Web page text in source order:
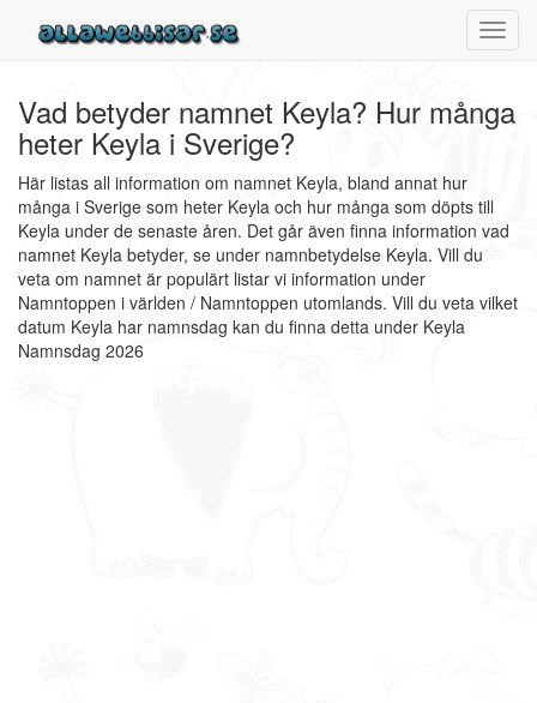
Vad betyder namnet Keyla? Hur många
heter Keyla i Sverige?
Här listas all information om namnet Keyla, bland annat hur
många i Sverige som heter Keyla och hur många som döpts till
Keyla under de senaste åren. Det går även finna information vad
namnet Keyla betyder, se under namnbetydelse Keyla. Vill du
veta om namnet är populärt listar vi information under
Namntoppen i världen / Namntoppen utomlands. Vill du veta vilket
datum Keyla har namnsdag kan du finna detta under Keyla
Namnsdag 2026